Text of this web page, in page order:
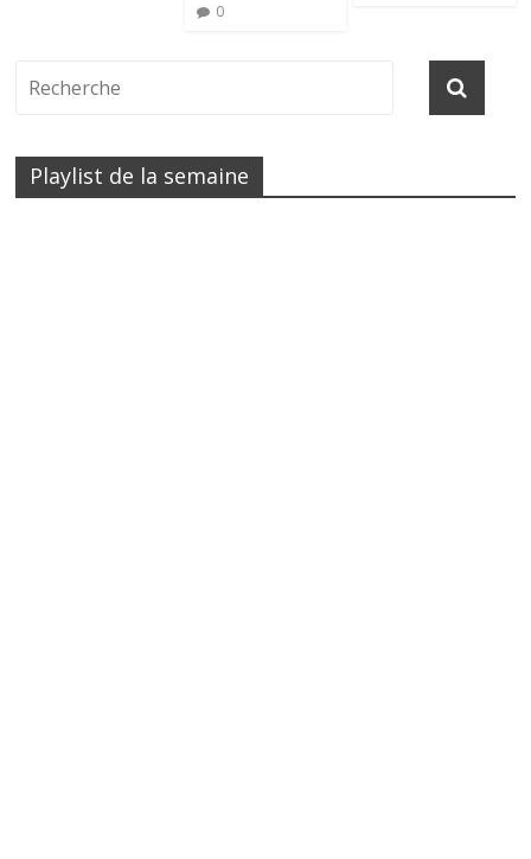
0
Playlist de la semaine